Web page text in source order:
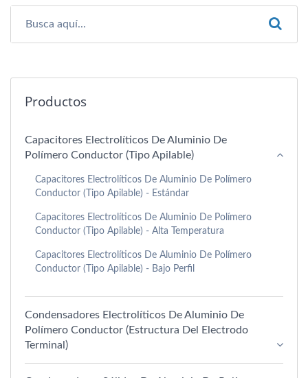
Productos
Capacitores Electrolíticos De Aluminio De
Polímero Conductor (tipo Apilable)
Capacitores Electrolíticos De Aluminio De Polímero
Conductor (tipo Apilable) - Estándar
Capacitores Electrolíticos De Aluminio De Polímero
Conductor (tipo Apilable) - Alta Temperatura
Capacitores Electrolíticos De Aluminio De Polímero
Conductor (tipo Apilable) - Bajo Perfil
Condensadores Electrolíticos De Aluminio De
Polímero Conductor (estructura Del Electrodo
Terminal)